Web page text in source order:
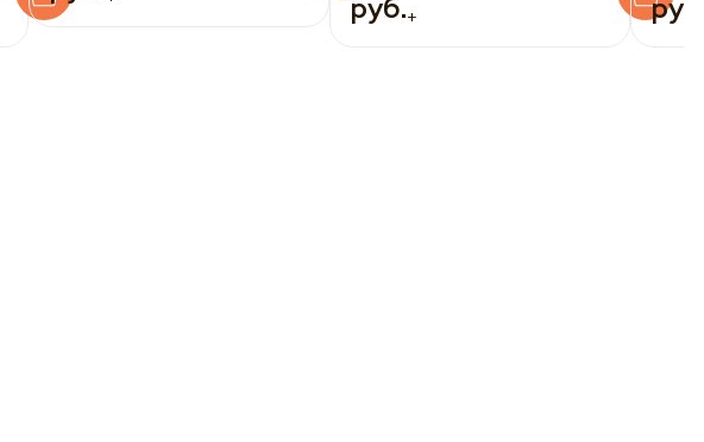
+